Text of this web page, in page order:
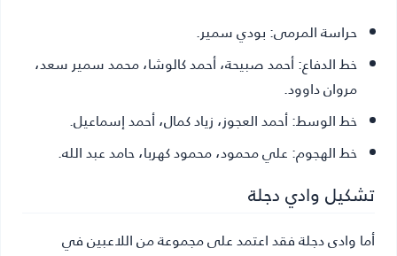
حراسة المرمى:بودي سمير.
خط الدفاع:أحمد صبيحة، أحمد كالوشا، محمد سمير سعد،
مروان داوود.
خط الوسط:أحمد العجوز، زياد كمال، أحمد إسماعيل.
خط الهجوم:علي محمود، محمود كهربا، حامد عبد الله.
تشكيل وادي دجلة
أما وادى دجلة فقد اعتمد على مجموعة من اللاعبين في